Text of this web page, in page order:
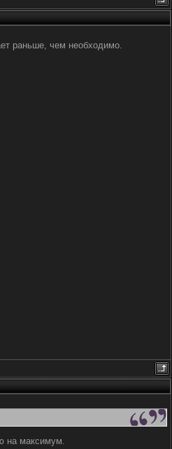
раньше, чем необходимо.
на максимум.